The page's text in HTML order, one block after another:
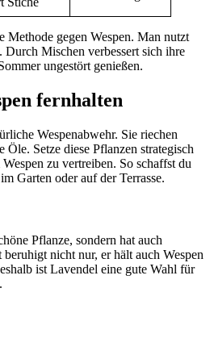
Methode gegen Wespen. Man nutzt
Durch Mischen verbessert sich ihre
ungestört genießen.
fernhalten
Wespenabwehr. Sie riechen
Öle. Setze diese Pflanzen strategisch
zu vertreiben. So schaffst du
Garten oder auf der Terrasse.
Pflanze, sondern hat auch
nicht nur, er hält auch Wespen
ist Lavendel eine gute Wahl für